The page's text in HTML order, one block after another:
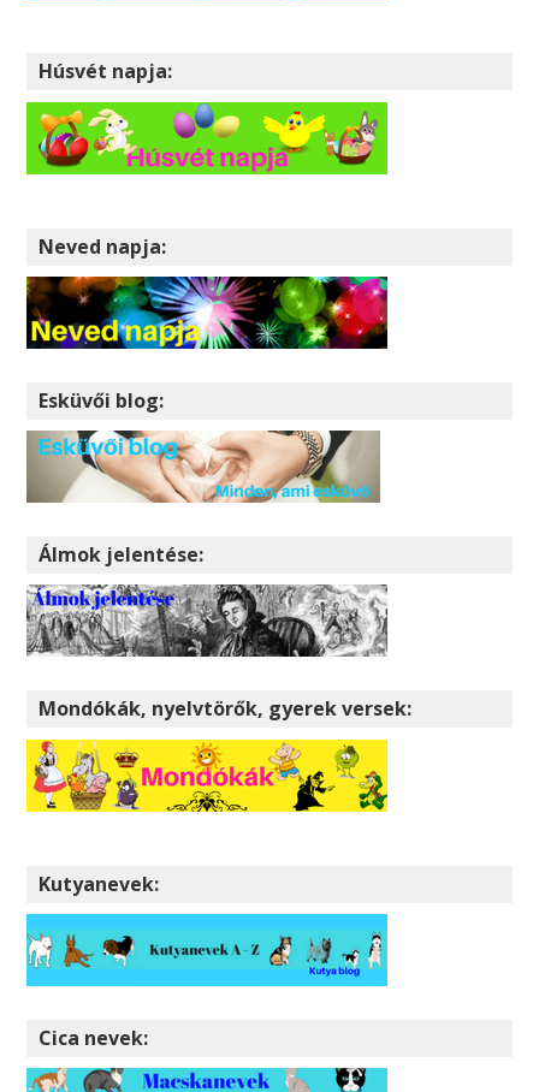
Húsvét napja:
Neved napja:
Esküvői blog:
Álmok jelentése:
Mondókák, nyelvtörők, gyerek versek:
Kutyanevek:
Cica nevek: